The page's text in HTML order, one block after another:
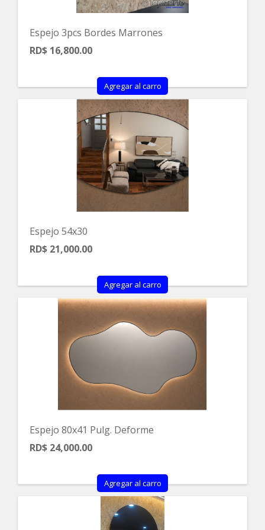
Espejo 3pcs Bordes Marrones
RD$ 16,800.00
Agregar al carro
Espejo 54x30
RD$ 21,000.00
Agregar al carro
Espejo 80x41 Pulg. Deforme
RD$ 24,000.00
Agregar al carro